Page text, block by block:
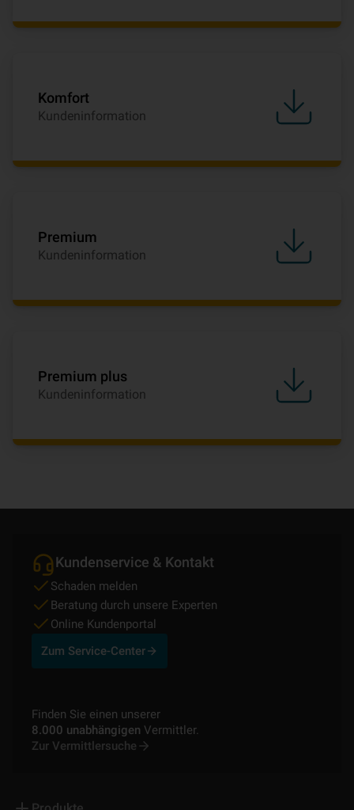
Komfort
Kundeninformation
Premium
Kundeninformation
Premium plus
Kundeninformation
Kundenservice & Kontakt
Schaden melden
Beratung durch unsere Experten
Online Kundenportal
Zum Service-Center
Finden Sie einen unserer
8.000 unabhängigen Vermittler.
Zur Vermittlersuche